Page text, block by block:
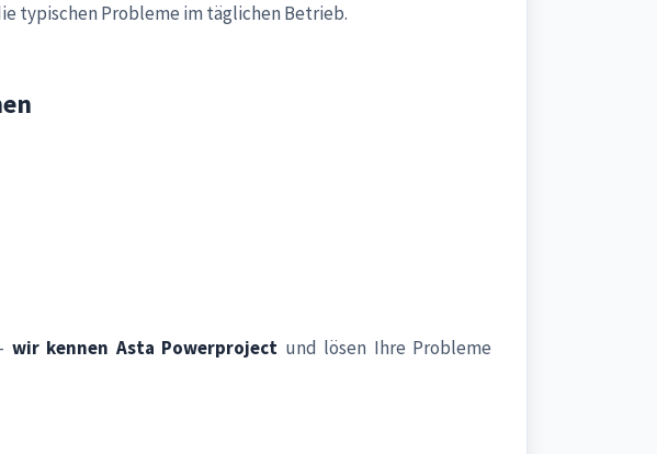
typischen Probleme im täglichen Betrieb.
wir kennen Asta Powerproject und lösen Ihre Probleme